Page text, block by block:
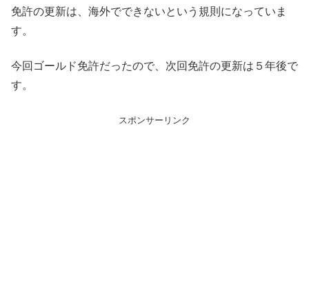
免許の更新は、海外でできないという規則になっていま
す。
今回ゴールド免許だったので、次回免許の更新は５年後で
す。
スポンサーリンク